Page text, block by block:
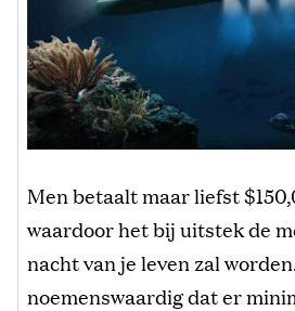
Men betaalt maar liefst
waardoor het bij uitstek de
nacht van je leven zal
noemenswaardig dat er